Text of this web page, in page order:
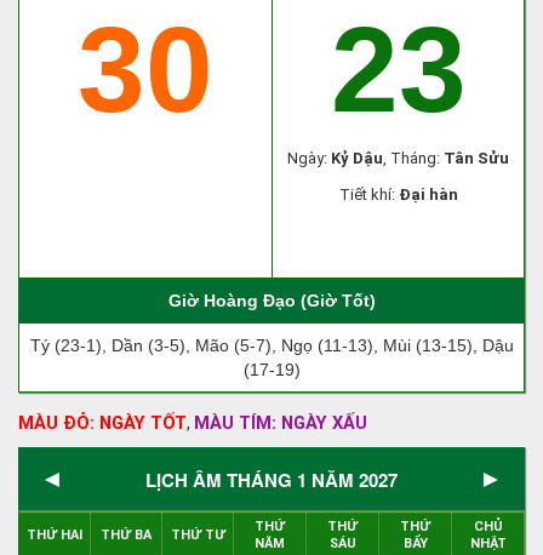
30 23
Ngày: Kỷ Dậu, Tháng: Tân Sửu
Tiết khí: Đại hàn
Giờ Hoàng Đạo (Giờ Tốt)
Tý (23-1), Dần (3-5), Mão (5-7), Ngọ (11-13), Mùi (13-15), Dậu
(17-19)
MÀU ĐỎ: NGÀY TỐT, MÀU TÍM: NGÀY XẤU
◄ LỊCH ÂM THÁNG 1 NĂM 2027 ►
THỨ HAI THỨ BA THỨ TƯ
THỨ
NĂM
THỨ
SÁU
THỨ
BẨY
CHỦ
NHẬT